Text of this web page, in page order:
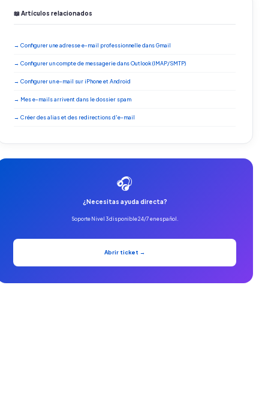
📖 Artículos relacionados
→ Configurer une adresse e-mail professionnelle dans Gmail
→ Configurer un compte de messagerie dans Outlook (IMAP/SMTP)
→ Configurer un e-mail sur iPhone et Android
→ Mes e-mails arrivent dans le dossier spam
→ Créer des alias et des redirections d'e-mail
🎧
¿Necesitas ayuda directa?
Soporte Nivel 3 disponible 24/7 en español.
Abrir ticket →